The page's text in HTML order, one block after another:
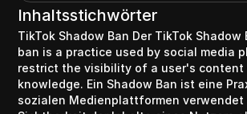
Inhaltsstichwörter
TikTok Shadow Ban Der TikTok Shadow
ban is a practice used by social media
restrict the visibility of a user's
knowledge. Ein Shadow Ban ist eine
sozialen Medienplattformen verwendet